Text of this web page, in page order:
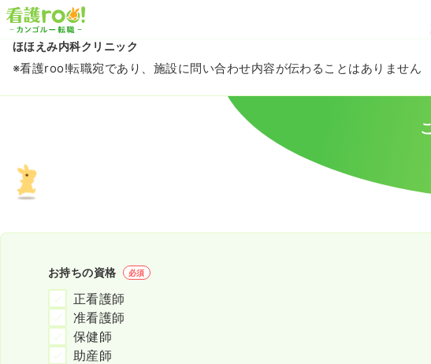
ほほえみ内科クリニック
※看護roo!転職宛であり、施設に問い合わせ内容が伝わることはありません
お持ちの資格 必須
正看護師
准看護師
保健師
助産師